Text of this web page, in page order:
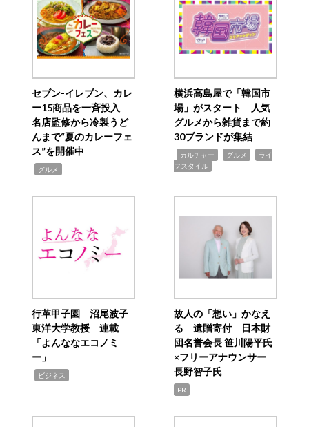
セブン‐イレブン、カレ
ー15商品を一斉投入
名店監修から冷製うど
んまで“夏のカレーフェ
ス”を開催中
グルメ
横浜高島屋で「韓国市
場」がスタート 人気
グルメから雑貨まで約
30ブランドが集結
カルチャー グルメ
ライ
フスタイル
行革甲子園 沼尾波子
東洋大学教授 連載
「よんななエコノミ
ー」
ビジネス
故人の「想い」かなえ
る 遺贈寄付 日本財
団名誉会長 笹川陽平氏
×フリーアナウンサー
長野智子氏
PR